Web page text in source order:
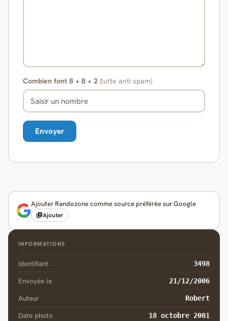
Combien font 8 + 8 + 2 (lutte anti spam)
Ajouter Randozone comme source préférée sur Google
Ajouter
INFORMATIONS
Identifiant 3498
Envoyée le 21/12/2006
Auteur Robert
Date photo 18 octobre 2001